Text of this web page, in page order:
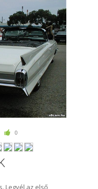
0
Legyél az első